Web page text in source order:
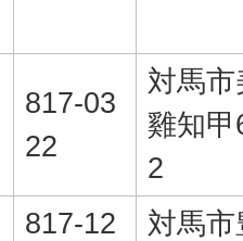
817-03
22
対馬
雞知
2
817-12
対馬